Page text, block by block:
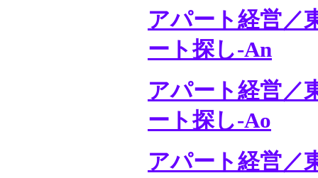
アパート経営／
ート探し-An
アパート経営／
ート探し-Ao
アパート経営／